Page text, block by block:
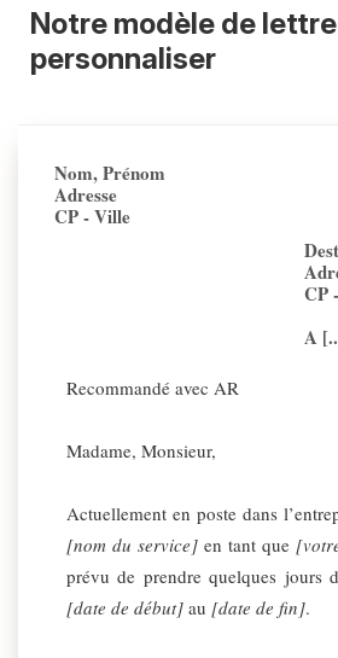
Notre modèle de
personnaliser
Nom, Prénom
Adresse
CP - Ville
CP
A
Recommandé avec AR
Madame, Monsieur,
Actuellement en poste dans
[nom du service]en tant que
prévu de prendre quelques jours
[date de début] au [date de fin].